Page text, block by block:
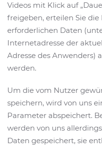
Videos mit Klick auf
freigeben, erteilen Sie
erforderlichen Daten
Internetadresse der
Adresse des
werden.
Um die vom Nutzer
speichern, wird von uns
Parameter abspeichert.
werden von uns
Daten gespeichert, sie